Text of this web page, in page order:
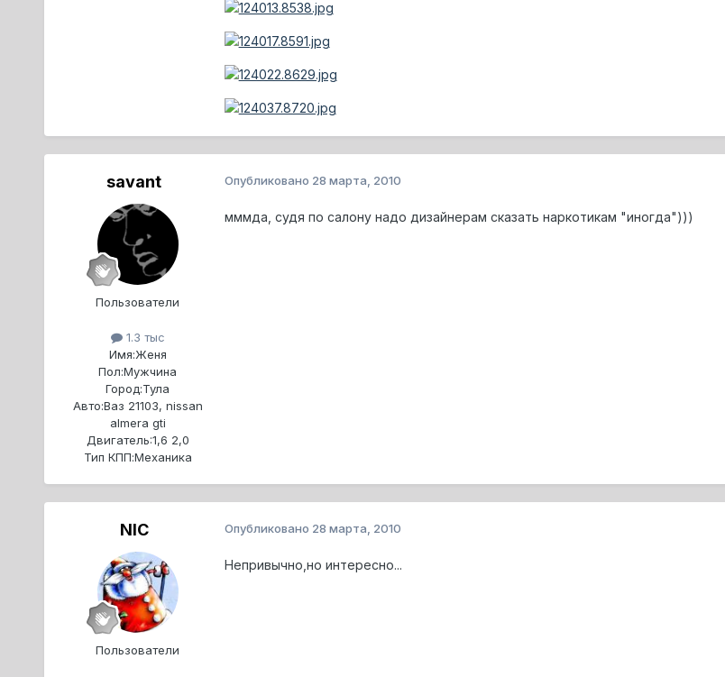
savant
Пользователи
1.3 тыс
Имя:Женя
Пол:Мужчина
Город:Тула
Авто:Ваз 21103, nissan
almera gti
Двигатель:1,6 2,0
Тип КПП:Механика
Опубликовано 28 марта, 2010
мммда, судя по салону надо дизайнерам сказать наркотикам "иногда")))
NIC
Пользователи
Опубликовано 28 марта, 2010
Непривычно,но интересно...